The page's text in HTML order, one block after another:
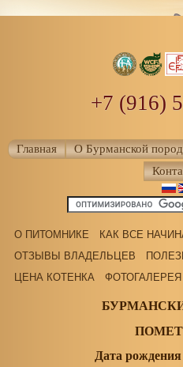
+7 (916)
Главная О Бурманской
О ПИТОМНИКЕ
КАК ВСЕ
ОТЗЫВЫ ВЛАДЕЛЬЦЕВ
ЦЕНА КОТЕНКА
ФОТОГАЛЕРЕЯ
Дата